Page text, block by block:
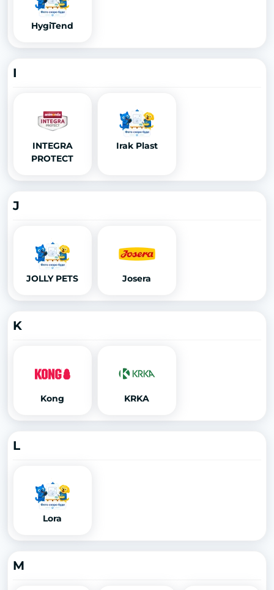
HygiTend
I
INTEGRA
PROTECT
Irak Plast
J
JOLLY PETS Josera
K
Kong KRKA
L
Lora
M